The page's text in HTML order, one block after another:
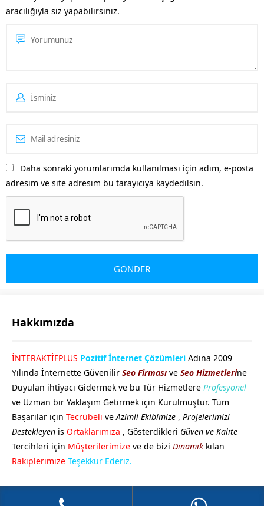
aracılığıyla siz yapabilirsiniz.
Daha sonraki yorumlarımda kullanılması için adım, e-posta
adresim ve site adresim bu tarayıcıya kaydedilsin.
Hakkımızda
İNTERAKTİFPLUS Pozitif İnternet Çözümleri Adına 2009
Yılında İnternette Güvenilir Seo Firması ve Seo Hizmetlerine
Duyulan ihtiyacı Gidermek ve bu Tür Hizmetlere Profesyonel
ve Uzman bir Yaklaşım Getirmek için Kurulmuştur. Tüm
Başarılar için Tecrübeli veAzimli Ekibimize , Projelerimizi
Destekleyen is Ortaklarımıza , Gösterdikleri Güven ve Kalite
Tercihleri için Müşterilerimize ve de bizi Dinamik kılan
Rakiplerimize Teşekkür Ederiz.
GÖKHAN GÖKMEN